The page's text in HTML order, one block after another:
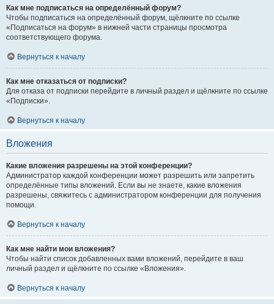
Как мне подписаться на определённый форум?
Чтобы подписаться на определённый форум, щёлкните по ссылке
«Подписаться на форум» в нижней части страницы просмотра
соответствующего форума.
Вернуться к началу
Как мне отказаться от подписки?
Для отказа от подписки перейдите в личный раздел и щёлкните по ссылке
«Подписки».
Вернуться к началу
Вложения
Какие вложения разрешены на этой конференции?
Администратор каждой конференции может разрешить или запретить
определённые типы вложений. Если вы не знаете, какие вложения
разрешены, свяжитесь с администратором конференции для получения
помощи.
Вернуться к началу
Как мне найти мои вложения?
Чтобы найти список добавленных вами вложений, перейдите в ваш
личный раздел и щёлкните по ссылке «Вложения».
Вернуться к началу